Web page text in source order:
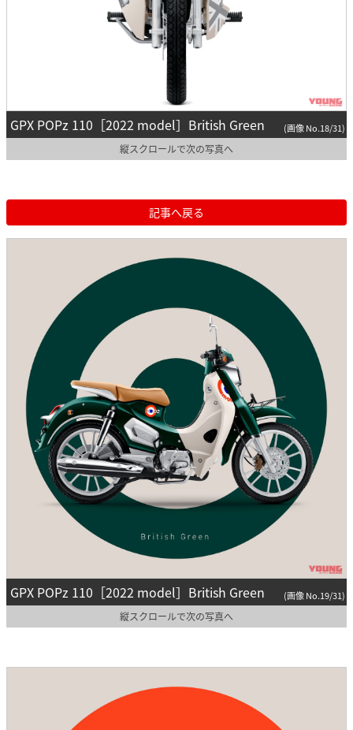
GPX POPz 110［2022 model］British Green (画像 No.18/31)
縦スクロールで次の写真へ
記事へ戻る
GPX POPz 110［2022 model］British Green (画像 No.19/31)
縦スクロールで次の写真へ